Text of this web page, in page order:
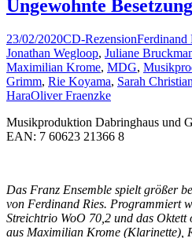
Ungewohnte
23/02/2020CD-RezensionFerdinand
Jonathan Wegloop, Juliane
Maximilian Krome, MDG,
Grimm, Rie Koyama, Sarah Christian
HaraOliver Fraenzke
Musikproduktion Dabringhaus und
EAN: 7 60623 21366 8
Das Franz Ensemble spielt größer
von Ferdinand Ries. Programmiert
Streichtrio WoO 70,2 und das Oktett
aus Maximilian Krome (Klarinette),